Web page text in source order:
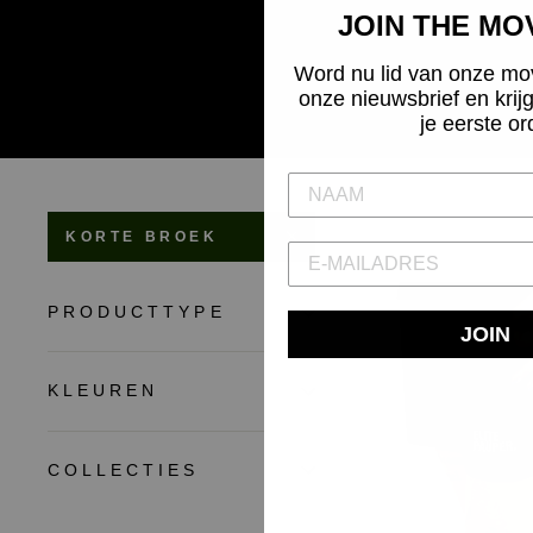
KORTE BROEK
PRODUCTTYPE
KLEUREN
COLLECTIES
JOIN THE
Word nu lid van onze
onze nieuwsbrief en
je eerste
JOIN